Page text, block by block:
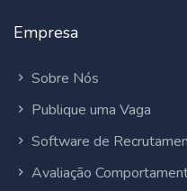
Empresa
Sobre Nós
Publique uma Vaga
Software de
Avaliação